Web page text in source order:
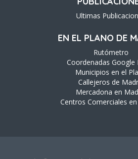
Ultimas
EN EL PLANO DE
Rutómetro
Coordenadas Google
Municipios en el
Callejeros de
Mercadona en
Centros Comerciales